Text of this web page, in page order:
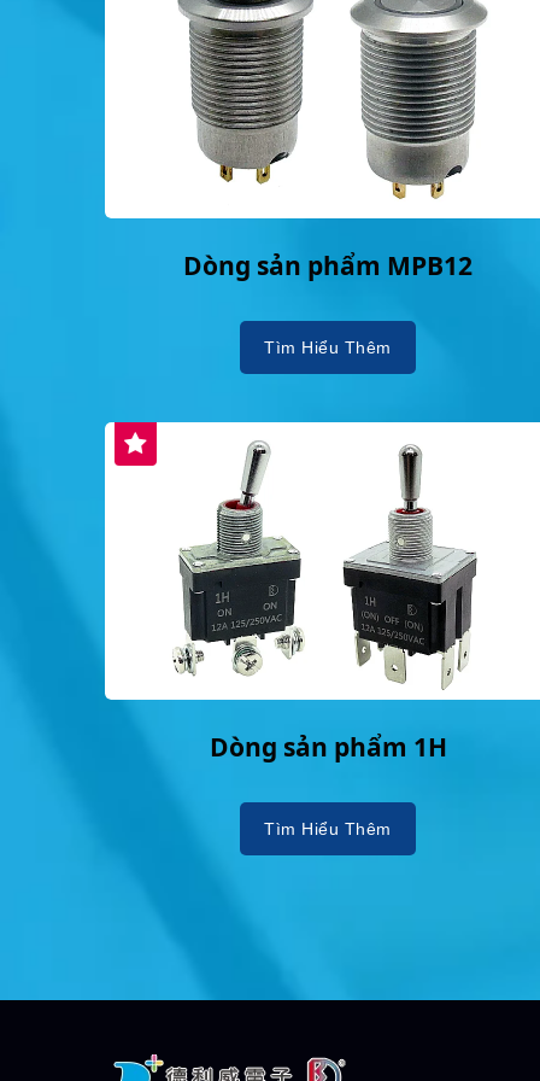
Dòng sản phẩm MPB12
Tìm Hiểu Thêm
Dòng sản phẩm 1H
Tìm Hiểu Thêm